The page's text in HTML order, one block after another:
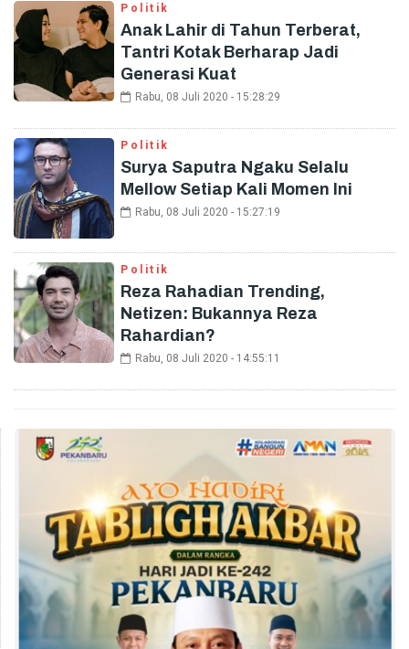
Politik
Anak Lahir di Tahun Terberat,
Tantri Kotak Berharap Jadi
Generasi Kuat
Rabu, 08 Juli 2020 - 15:28:29
Politik
Surya Saputra Ngaku Selalu
Mellow Setiap Kali Momen Ini
Rabu, 08 Juli 2020 - 15:27:19
Politik
Reza Rahadian Trending,
Netizen: Bukannya Reza
Rahardian?
Rabu, 08 Juli 2020 - 14:55:11